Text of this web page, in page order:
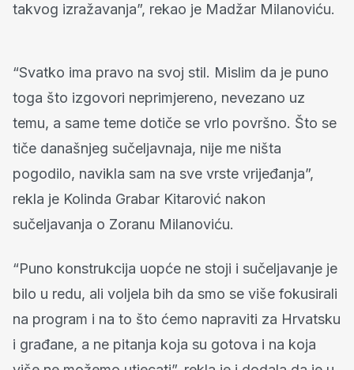
takvog izražavanja”, rekao je Madžar Milanoviću.
“Svatko ima pravo na svoj stil. Mislim da je puno
toga što izgovori neprimjereno, nevezano uz
temu, a same teme dotiče se vrlo površno. Što se
tiče današnjeg sučeljavnaja, nije me ništa
pogodilo, navikla sam na sve vrste vrijeđanja”,
rekla je Kolinda Grabar Kitarović nakon
sučeljavanja o Zoranu Milanoviću.
“Puno konstrukcija uopće ne stoji i sučeljavanje je
bilo u redu, ali voljela bih da smo se više fokusirali
na program i na to što ćemo napraviti za Hrvatsku
i građane, a ne pitanja koja su gotova i na koja